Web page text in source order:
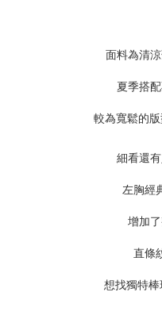
面料為清
夏季搭
較為寬鬆的
細看還
左胸經
增加
直條
想找獨特棒